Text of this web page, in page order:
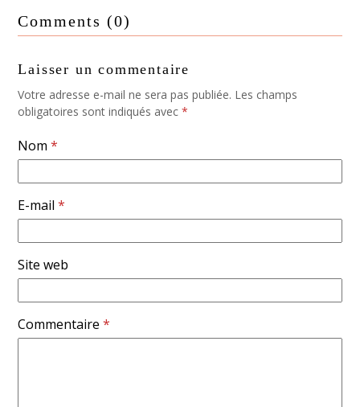
Comments (0)
Laisser un commentaire
Votre adresse e-mail ne sera pas publiée. Les champs
obligatoires sont indiqués avec*
Nom*
E-mail*
Site web
Commentaire*